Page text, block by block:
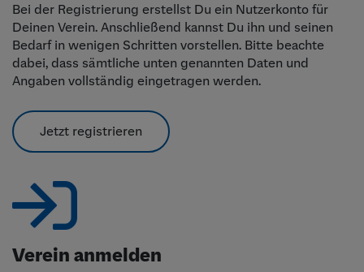
Bei der Registrierung erstellst Du ein Nutzerkonto für
Deinen Verein. Anschließend kannst Du ihn und seinen
Bedarf in wenigen Schritten vorstellen. Bitte beachte
dabei, dass sämtliche unten genannten Daten und
Angaben vollständig eingetragen werden.
Jetzt registrieren
Verein anmelden